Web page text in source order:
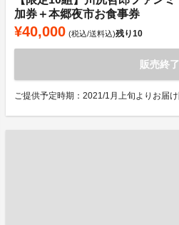
加券＋本郷夜市お食事券
¥40,000 (税込/送料込)残り10
販売終了
ご提供予定時期：2021/1月上旬よりお届